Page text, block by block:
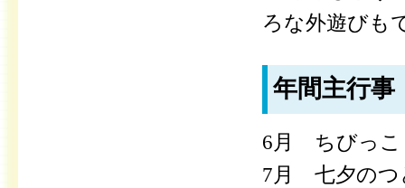
ろな外遊びも
年間主行事
6月 ちびっ
7月 七夕の